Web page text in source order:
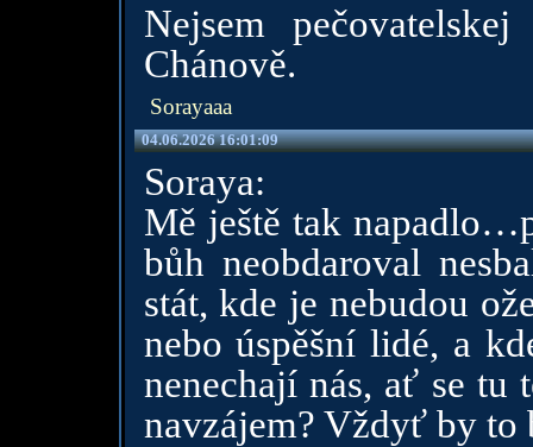
Nejsem
Chánově.
Sorayaaa
04.06.2026 16:01:09
Soraya:
Mě ještě tak
bůh neobdaroval
stát, kde je nebudou
nebo úspěšní lidé, a
nenechají nás, ať se tu
navzájem? Vždyť by